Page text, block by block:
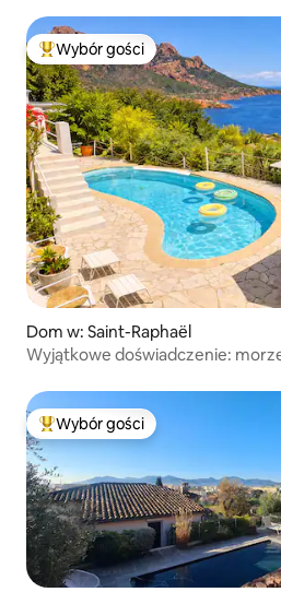
Najpopularniejsze z kategorii
Wybór gości
Dom w: Saint-Raphaël
Wyjątkowe doświadczenie:
Najpopularniejsze z kategorii
Wybór gości